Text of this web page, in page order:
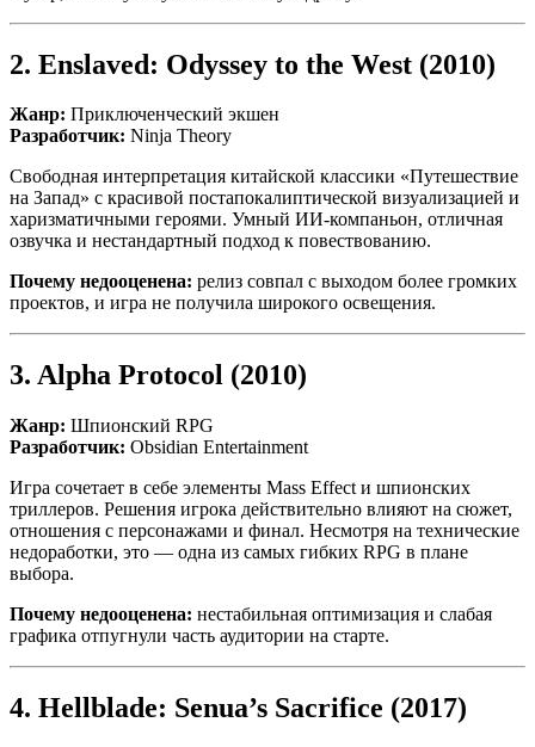
2. Enslaved: Odyssey to the West (2010)
Жанр: Приключенческий экшен
Разработчик: Ninja Theory
Свободная интерпретация китайской классики «Путешествие
на Запад» с красивой постапокалиптической визуализацией и
харизматичными героями. Умный ИИ-компаньон, отличная
озвучка и нестандартный подход к повествованию.
Почему недооценена: релиз совпал с выходом более громких
проектов, и игра не получила широкого освещения.
3. Alpha Protocol (2010)
Жанр: Шпионский RPG
Разработчик: Obsidian Entertainment
Игра сочетает в себе элементы Mass Effect и шпионских
триллеров. Решения игрока действительно влияют на сюжет,
отношения с персонажами и финал. Несмотря на технические
недоработки, это — одна из самых гибких RPG в плане
выбора.
Почему недооценена: нестабильная оптимизация и слабая
графика отпугнули часть аудитории на старте.
4. Hellblade: Senua’s Sacrifice (2017)